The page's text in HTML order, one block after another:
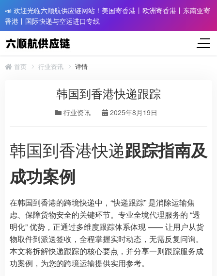
📣 欢迎光临六顺航供应链网站！美国寄香港丨欧洲寄香港丨东南亚寄
香港丨国际快递与空运进口专线
首页 行业资讯 详情
韩国到香港快递跟踪
行业资讯 2025年8月19日
韩国到香港快递跟踪指南及
成功案例
在韩国到香港的跨境快递中，“快递跟踪” 是消除运输焦
虑、保障货物安全的关键环节。专业全境代理服务的 “透
明化” 优势，正通过多维度跟踪体系体现 —— 让用户从货
物取件到派送签收，全程掌握实时动态，无需反复问询。
本文将拆解快递跟踪的核心要点，并分享一则跟踪服务成
功案例，为您的跨境运输提供实用参考。